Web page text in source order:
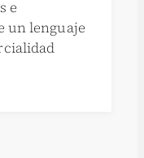
e
un lenguaje